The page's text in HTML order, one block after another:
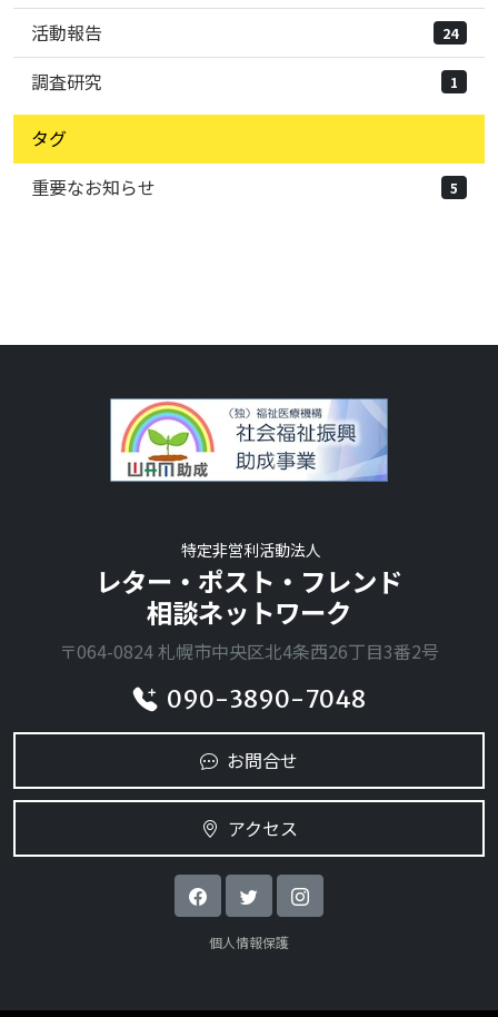
活動報告 24
調査研究 1
タグ
重要なお知らせ
5
特定非営利活動法人
レター・ポスト・フレンド
相談ネットワーク
〒064-0824 札幌市中央区北4条西26丁目3番2号
090-3890-7048
お問合せ
アクセス
個人情報保護